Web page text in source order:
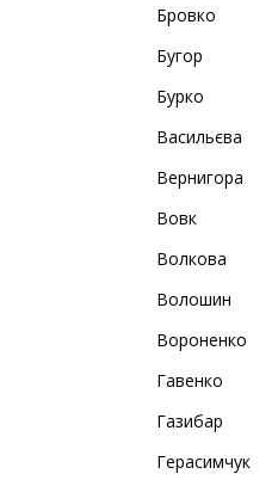
Бровко
Бугор
Бурко
Васильєва
Вернигора
Вовк
Волкова
Волошин
Вороненко
Гавенко
Газибар
Герасимчук